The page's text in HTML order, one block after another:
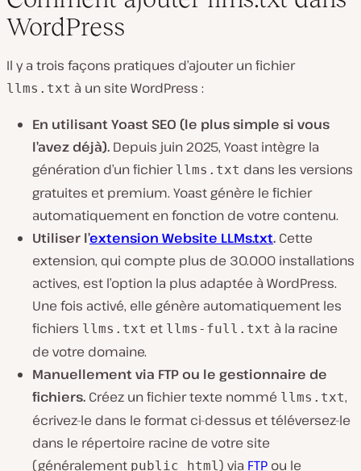
WordPress
Il y a trois façons pratiques d’ajouter un fichier
llms.txt à un site WordPress :
En utilisant Yoast SEO (le plus simple si vous
l’avez déjà). Depuis juin 2025, Yoast intègre la
génération d’un fichier llms.txt dans les versions
gratuites et premium. Yoast génère le fichier
automatiquement en fonction de votre contenu.
Utiliser l’extension Website LLMs.txt. Cette
extension, qui compte plus de 30.000 installations
actives, est l’option la plus adaptée à WordPress.
Une fois activé, elle génère automatiquement les
fichiers llms.txt et llms-full.txt à la racine
de votre domaine.
Manuellement via FTP ou le gestionnaire de
fichiers. Créez un fichier texte nommé llms.txt,
écrivez-le dans le format ci-dessus et téléversez-le
dans le répertoire racine de votre site
(généralement public_html) via FTP ou le